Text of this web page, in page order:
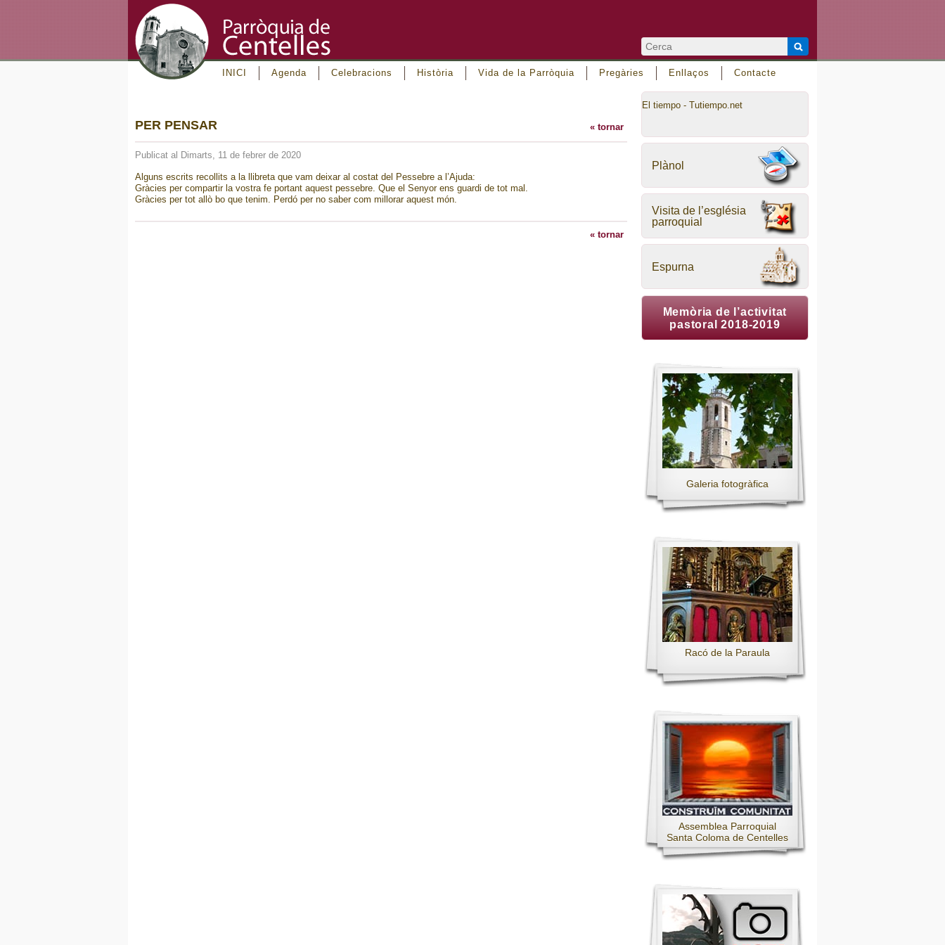
INICI Agenda Celebracions Història Vida de la Parròquia Pregàries Enllaços Contacte
PER PENSAR « tornar
Publicat al Dimarts, 11 de febrer de 2020
Alguns escrits recollits a la llibreta que vam deixar al costat del Pessebre a l’Ajuda:
Gràcies per compartir la vostra fe portant aquest pessebre. Que el Senyor ens guardi de tot mal.
Gràcies per tot allò bo que tenim. Perdó per no saber com millorar aquest món.
« tornar
El tiempo - Tutiempo.net
Plànol
Visita de l’església
parroquial
Espurna
Memòria de l’activitat
pastoral 2018-2019
Galeria fotogràfica
Racó de la Paraula
Assemblea Parroquial
Santa Coloma de Centelles